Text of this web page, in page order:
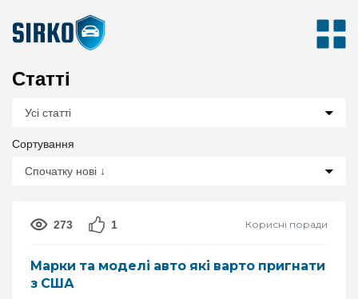
Статті
Сортування
273 1 Корисні поради
Марки та моделі авто які варто пригнати
з США